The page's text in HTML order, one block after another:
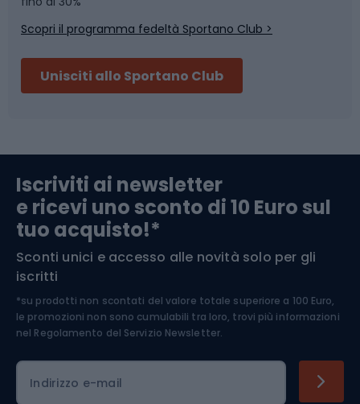
Abbigliamento da escursionismo
Componenti per biciclette
Arrampicata
Medicina dello sport
Abbigliamento ciclistico
Scopri il programma fedeltà Sportano Club >
Unisciti allo Sportano Club
Iscriviti ai newsletter
e ricevi uno sconto di 10 Euro sul
tuo acquisto!*
Sconti unici e accesso alle novità solo per gli
iscritti
*su prodotti non scontati del valore totale superiore a 100 Euro,
le promozioni non sono cumulabili tra loro, trovi più informazioni
nel Regolamento del Servizio Newsletter.
Indirizzo e-mail